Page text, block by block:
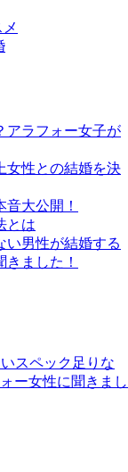
アラフォー女子が
女性との結婚を決
大公開！
とは
い男性が結婚する
ました！
スペック足りな
ー女性に聞きまし